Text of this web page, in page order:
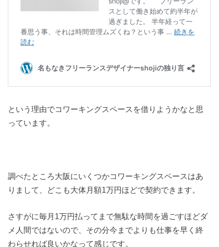
という理由でコワーキングスペースを借りようかなと思
っています。
調べたところ大阪にいくつかコワーキングスペースはあ
りまして、どこも大体月額1万円ほどで契約できます。
さすがに毎月1万円払ってまで無駄な時間を過ごすほどダ
メ人間ではないので、その分今までよりも仕事を早く終
わらせれば良いかなって感じです。